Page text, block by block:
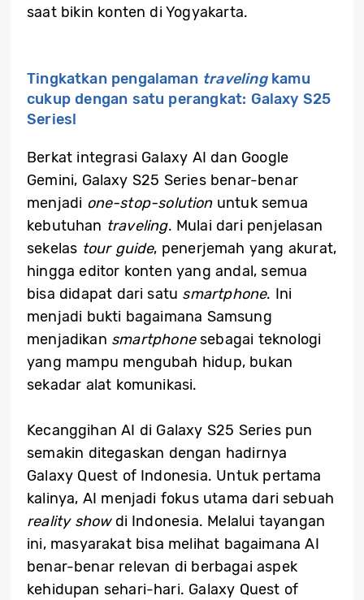
saat bikin konten di Yogyakarta.
Tingkatkan pengalaman travelingkamu
cukup dengan satu perangkat: Galaxy S25
Series!
Berkat integrasi Galaxy AI dan Google
Gemini, Galaxy S25 Series benar-benar
menjadi one-stop-solution untuk semua
kebutuhan traveling. Mulai dari penjelasan
sekelas tour guide, penerjemah yang akurat,
hingga editor konten yang andal, semua
bisa didapat dari satu smartphone. Ini
menjadi bukti bagaimana Samsung
menjadikan smartphonesebagai teknologi
yang mampu mengubah hidup, bukan
sekadar alat komunikasi.
Kecanggihan AI di Galaxy S25 Series pun
semakin ditegaskan dengan hadirnya
Galaxy Quest of Indonesia. Untuk pertama
kalinya, AI menjadi fokus utama dari sebuah
reality showdi Indonesia. Melalui tayangan
ini, masyarakat bisa melihat bagaimana AI
benar-benar relevan di berbagai aspek
kehidupan sehari-hari. Galaxy Quest of